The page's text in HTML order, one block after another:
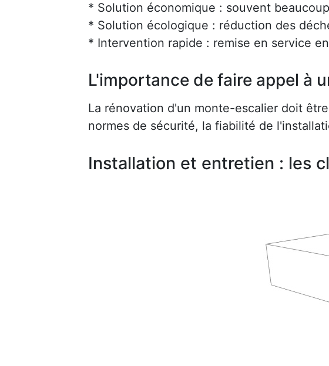
* Solution économique : souvent
* Solution écologique : réduction des
* Intervention rapide : remise en service
L'importance de faire appel à
La rénovation d'un monte-escalier doit
normes de sécurité, la fiabilité de
Installation et entretien : les